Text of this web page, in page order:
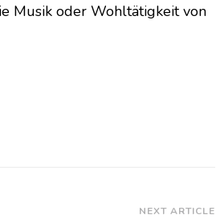
Musik oder Wohltätigkeit von
NEXT ARTICLE